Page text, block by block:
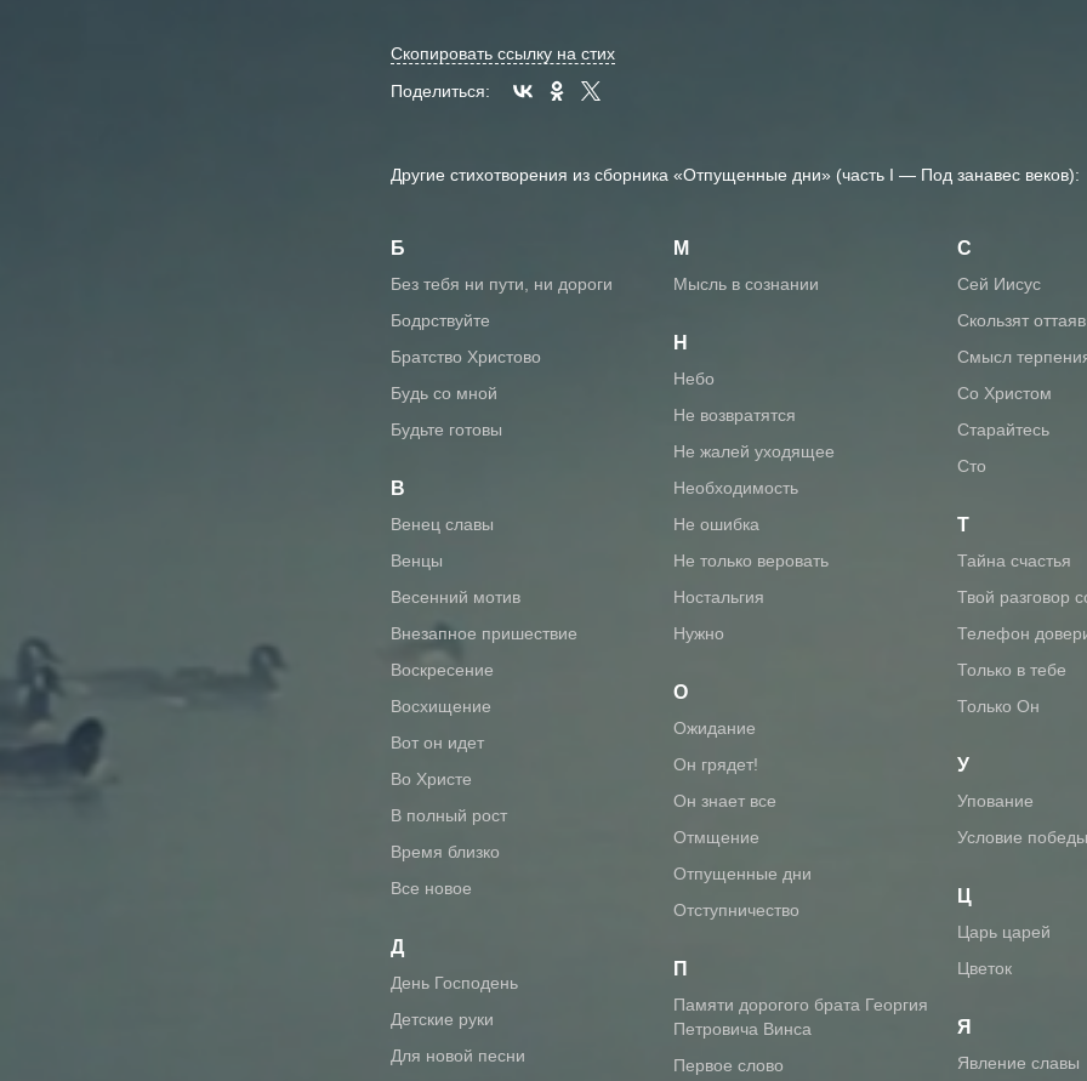
Скопировать ссылку на стих
Поделиться:
Другие стихотворения из сборника «Отпущенные дни» (часть I — Под занавес веков):
Б
без тебя ни пути, ни дороги
бодрствуйте
братство Христово
будь со мной
будьте готовы
В
венец славы
венцы
весенний мотив
внезапное пришествие
воскресение
восхищение
вот он идет
во Христе
в полный рост
время близко
все новое
Д
день Господень
детские руки
для новой песни
М
мысль в сознании
Н
небо
не возвратятся
не жалей уходящее
необходимость
не ошибка
не только веровать
ностальгия
нужно
О
ожидание
он грядет!
он знает все
отмщение
отпущенные дни
отступничество
П
памяти дорогого брата Георгия
Петровича Винса
первое слово
С
сей Иисус
скользят
смысл
со Христом
старайтесь
сто
Т
тайна счастья
твой разговор
телефон
только в тебе
только Он
У
упование
условие победы
Ц
царь царей
цветок
Я
явление славы